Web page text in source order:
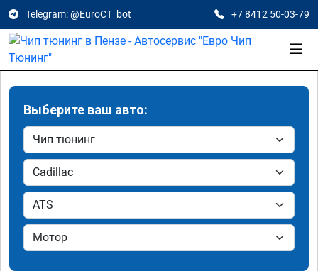
Telegram: @EuroCT_bot +7 8412 50-03-79
Выберите ваш авто: